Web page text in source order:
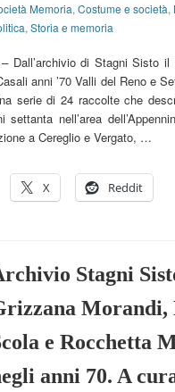
Memoria,Costume e società,
,Storia e memoria
Dall’archivio di Stagni Sisto il
anni ’70 Valli del Reno e
serie di 24 raccolte che
nell’area
a Cereglio e Vergato, …
X Reddit
Stagni
Morandi,
e Rocchetta
anni 70. A